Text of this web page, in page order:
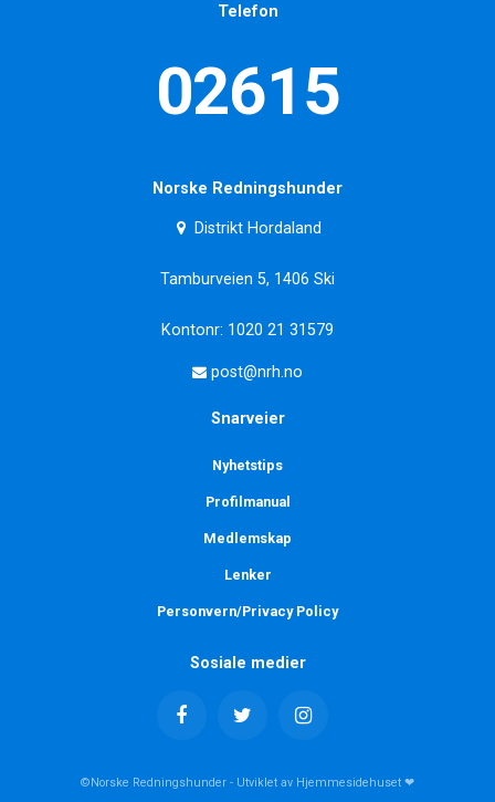
Telefon
02615
Norske Redningshunder
Distrikt Hordaland
Tamburveien 5, 1406 Ski
Kontonr: 1020 21 31579
post@nrh.no
Snarveier
Nyhetstips
Profilmanual
Medlemskap
Lenker
Personvern/Privacy Policy
Sosiale medier
©Norske Redningshunder - Utviklet av Hjemmesidehuset ❤